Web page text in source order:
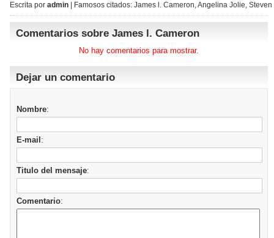
Escrita por admin | Famosos citados: James l. Cameron,Angelina Jolie,
Comentarios sobre James l. Cameron
No hay comentarios para mostrar.
Dejar un comentario
Nombre:
E-mail :
Titulo del mensaje:
Comentario: